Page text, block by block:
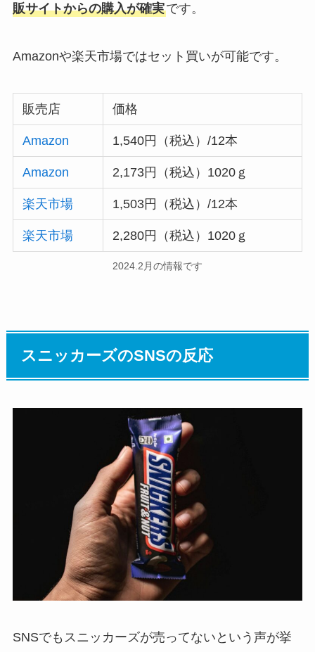
販サイトからの購入が確実です。
Amazonや楽天市場ではセット買いが可能です。
販売店 価格
Amazon 1,540円（税込）/12本
Amazon 2,173円（税込）1020ｇ
楽天市場 1,503円（税込）/12本
楽天市場 2,280円（税込）1020ｇ
2024.2月の情報です
スニッカーズのSNSの反応
SNSでもスニッカーズが売ってないという声が挙